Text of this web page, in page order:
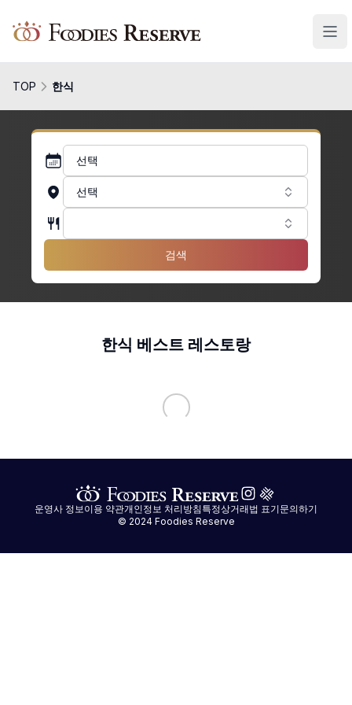
Foodies Reserve
TOP 한식
선택
선택
검색
한식 베스트 레스토랑
운영사 정보이용 약관개인정보 처리방침특정상거래법 표기문의하기
© 2024 Foodies Reserve